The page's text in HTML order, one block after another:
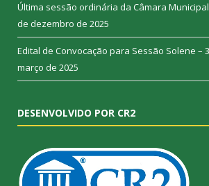
Última sessão ordinária da Câmara
de dezembro de 2025
Edital de Convocação para Sessão Solene –
março de 2025
DESENVOLVIDO POR CR2